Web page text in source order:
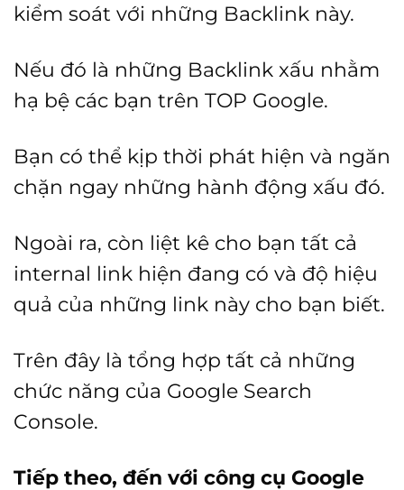
kiểm soát với những Backlink này.
Nếu đó là những Backlink xấu nhằm
hạ bệ các bạn trên TOP Google.
Bạn có thể kịp thời phát hiện và ngăn
chặn ngay những hành động xấu đó.
Ngoài ra, còn liệt kê cho bạn tất cả
internal link hiện đang có và độ hiệu
quả của những link này cho bạn biết.
Trên đây là tổng hợp tất cả những
chức năng của Google Search
Console.
Tiếp theo, đến với công cụ Google